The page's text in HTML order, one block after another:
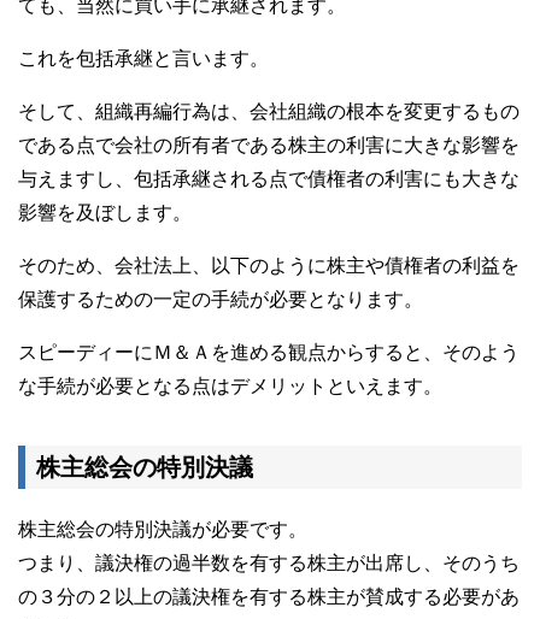
ても、当然に買い手に承継されます。
これを包括承継と言います。
そして、組織再編行為は、会社組織の根本を変更するもの
である点で会社の所有者である株主の利害に大きな影響を
与えますし、包括承継される点で債権者の利害にも大きな
影響を及ぼします。
そのため、会社法上、以下のように株主や債権者の利益を
保護するための一定の手続が必要となります。
スピーディーにＭ＆Ａを進める観点からすると、そのよう
な手続が必要となる点はデメリットといえます。
株主総会の特別決議
株主総会の特別決議が必要です。
つまり、議決権の過半数を有する株主が出席し、そのうち
の３分の２以上の議決権を有する株主が賛成する必要があ